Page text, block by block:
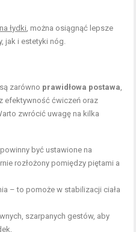
łydki, można osiągnąć lepsze
jak i estetyki nóg.
zarówno prawidłowa postawa,
efektywność ćwiczeń oraz
zwrócić uwagę na kilka
być ustawione na
rozłożony pomiędzy piętami a
– to pomoże w stabilizacji ciała
szarpanych gestów, aby